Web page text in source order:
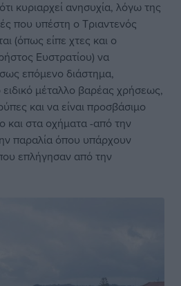
κυριαρχεί ανησυχία, λόγω της
που υπέστη ο Τριαντενός
(όπως είπε χτες και ο
Ευστρατίου) να
επόμενο διάστημα,
μέταλλο βαρέας χρήσεως,
και να είναι προσβάσιμο
και στα οχήματα -από την
παραλία όπου υπάρχουν
επλήγησαν από την